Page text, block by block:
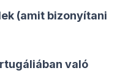
(amit bizonyítani
való